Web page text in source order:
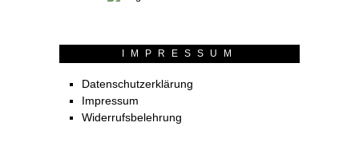
IMPRESSUM
Datenschutzerklärung
Impressum
Widerrufsbelehrung